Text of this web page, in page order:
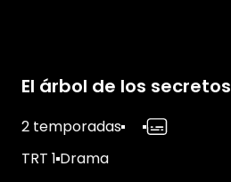
El árbol de los secretos
2 temporadas
TRT 1 Drama